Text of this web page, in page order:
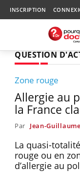
INSCRIPTION
QUESTION
Zone rouge
Allergie au
la France
Par Jean-
La quasi-
rouge ou en
d’allergie au